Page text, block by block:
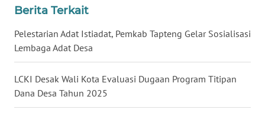
Berita Terkait
Pelestarian Adat Istiadat, Pemkab Tapteng Gelar Sosialisasi
Lembaga Adat Desa
LCKI Desak Wali Kota Evaluasi Dugaan Program Titipan
Dana Desa Tahun 2025
NUSANTARA
JOGJA